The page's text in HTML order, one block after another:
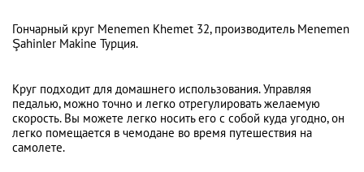
Гончарный круг Menemen Khemet 32, производитель Menemen
Şahinler Makine Турция.
Круг подходит для домашнего использования. Управляя
педалью, можно точно и легко отрегулировать желаемую
скорость. Вы можете легко носить его с собой куда угодно, он
легко помещается в чемодане во время путешествия на
самолете.